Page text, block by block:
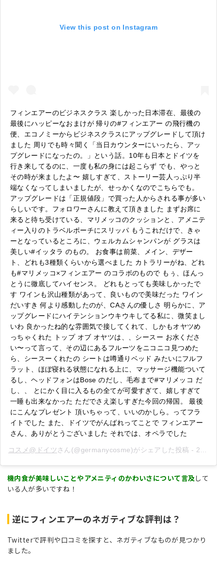
View this post on Instagram
フィンエアーのビジネスクラス 楽しかった日本滞在、最後の
最後にハッピーなおまけが 帰りの#フィンエアー の飛行機の
便、エコノミーからビジネスクラスにアップグレードして頂け
ました 周りでも時々聞く「当日カウンターにいったら、アッ
プグレードになったの。」という話。10年も日本とドイツを
行き来してるのに、一度も私の身には起こらず でも、やっと
その時が来ましたよ〜 嬉しすぎて、ストーリー芸人っぷり半
端なくなってしまいましたが、せっかくなのでこちらでも。
アップグレードは「正規値段」で買った人からされる事が多い
らしいです。フォロワーさんに教えて頂きました まずお席に
来ると待ち受けている、マリメッコのクッションと、アメニテ
ィー入りのトラベルポーチにスリッパ もうこれだけで、きゃ
ーとなっているところに、ウェルカムシャンパンが グラスは
美しい#イッタラ のもの。 お食事は前菜、メイン、デザー
ト、どれも3種類くらいから選べました カトラリーがね、どれ
も#マリメッコ×フィンエアー のコラボのもので もぅ、ほんっ
とうに徹底してハイセンス。 どれもとっても美味しかったで
す ワインも沢山種類があって、良いもので美味だった ワイン
だいすき 何より感動したのが、CAさんの優しさ 明らかに、ア
ップグレードにハイテンションウキウキしてる私に、微笑まし
いわ 良かったね的な雰囲気で接してくれて、しかもオヤツめ
っちゃくれた トップ オブ オヤツは、、シースー お水くださ
い〜って言って、その辺にあるフルーツをニコニコ見つめた
ら、シースーくれたの シートは噂通りベッド みたいにフルフ
ラット、ほぼ寝れる状態になれる上に、マッサージ機能ついて
るし、ヘッドフォンはBose のだし、毛布まで#マリメッコ だ
し、、 とにかく目に入るもの全てが可愛すぎて、嬉しすぎて
一睡も出来なかった ただでさえ楽しすぎた今回の帰国。 最後
にこんなプレゼント 頂いちゃって、いいのかしら。ってフラ
イトでした また、ドイツでがんばれってことで フィンエアー
さん、ありがとうございました それでは、オペラでした
コスメ@ドイツ さん(@germanycosme)がシェアした投稿 - 2018年 8月月25日午後12時21分PDT
機内食が美味しいことやアメニティのかわいさについて言及して
いる人が多いですね！
逆にフィンエアーのネガティブな評判は？
Twitterで評判や口コミを探すと、ネガティブなものが見つかり
ました。